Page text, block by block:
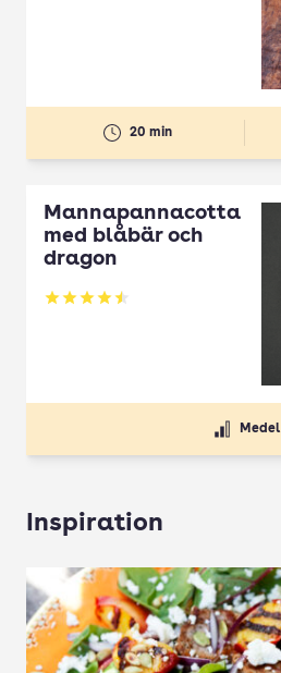
20 min
Mannapannacotta
med blåbär och
dragon
Betyg: 4.5 av 5
Medel
Inspiration